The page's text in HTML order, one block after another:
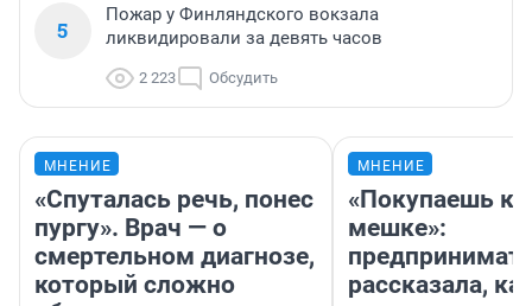
5
Пожар у Финляндского вокзала
ликвидировали за девять часов
2 223 Обсудить
МНЕНИЕ
«Спуталась речь, понес
пургу». Врач — о
смертельном диагнозе,
который сложно
МНЕНИЕ
«Покупаешь
мешке»:
рассказала,